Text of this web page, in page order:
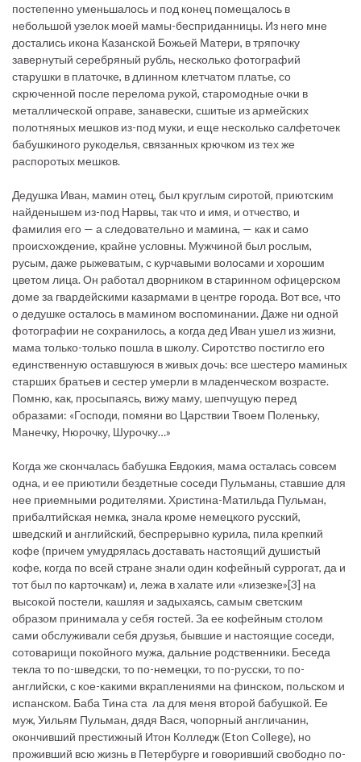
постепенно уменьшалось и под конец помещалось в
небольшой узелок моей мамы-бесприданницы. Из него мне
достались икона Казанской Божьей Матери, в тряпочку
завернутый серебряный рубль, несколько фотографий
старушки в платочке, в длинном клетчатом платье, со
скрюченной после перелома рукой, старомодные очки в
металлической оправе, занавески, сшитые из армейских
полотняных мешков из-под муки, и еще несколько салфеточек
бабушкиного рукоделья, связанных крючком из тех же
распоротых мешков.
Дедушка Иван, мамин отец, был круглым сиротой, приютским
найденышем из-под Нарвы, так что и имя, и отчество, и
фамилия его — а следовательно и мамина, — как и само
происхождение, крайне условны. Мужчиной был рослым,
русым, даже рыжеватым, с курчавыми волосами и хорошим
цветом лица. Он работал дворником в старинном офицерском
доме за гвардейскими казармами в центре города. Вот все, что
о дедушке осталось в мамином воспоминании. Даже ни одной
фотографии не сохранилось, а когда дед Иван ушел из жизни,
мама только-только пошла в школу. Сиротство постигло его
единственную оставшуюся в живых дочь: все шестеро маминых
старших братьев и сестер умерли в младенческом возрасте.
Помню, как, просыпаясь, вижу маму, шепчущую перед
образами: «Господи, помяни во Царствии Твоем Поленьку,
Манечку, Нюрочку, Шурочку…»
Когда же скончалась бабушка Евдокия, мама осталась совсем
одна, и ее приютили бездетные соседи Пульманы, ставшие для
нее приемными родителями. Христина-Матильда Пульман,
прибалтийская немка, знала кроме немецкого русский,
шведский и английский, беспрерывно курила, пила крепкий
кофе (причем умудрялась доставать настоящий душистый
кофе, когда по всей стране знали один кофейный суррогат, да и
тот был по карточкам) и, лежа в халате или «лизезке»[3] на
высокой постели, кашляя и задыхаясь, самым светским
образом принимала у себя гостей. За ее кофейным столом
сами обслуживали себя друзья, бывшие и настоящие соседи,
сотоварищи покойного мужа, дальние родственники. Беседа
текла то по-шведски, то по-немецки, то по-русски, то по-
английски, с кое-какими вкраплениями на финском, польском и
испанском. Баба Тина ста ла для меня второй бабушкой. Ее
муж, Уильям Пульман, дядя Вася, чопорный англичанин,
окончивший престижный Итон Колледж (Eton College), но
проживший всю жизнь в Петербурге и говоривший свободно по-